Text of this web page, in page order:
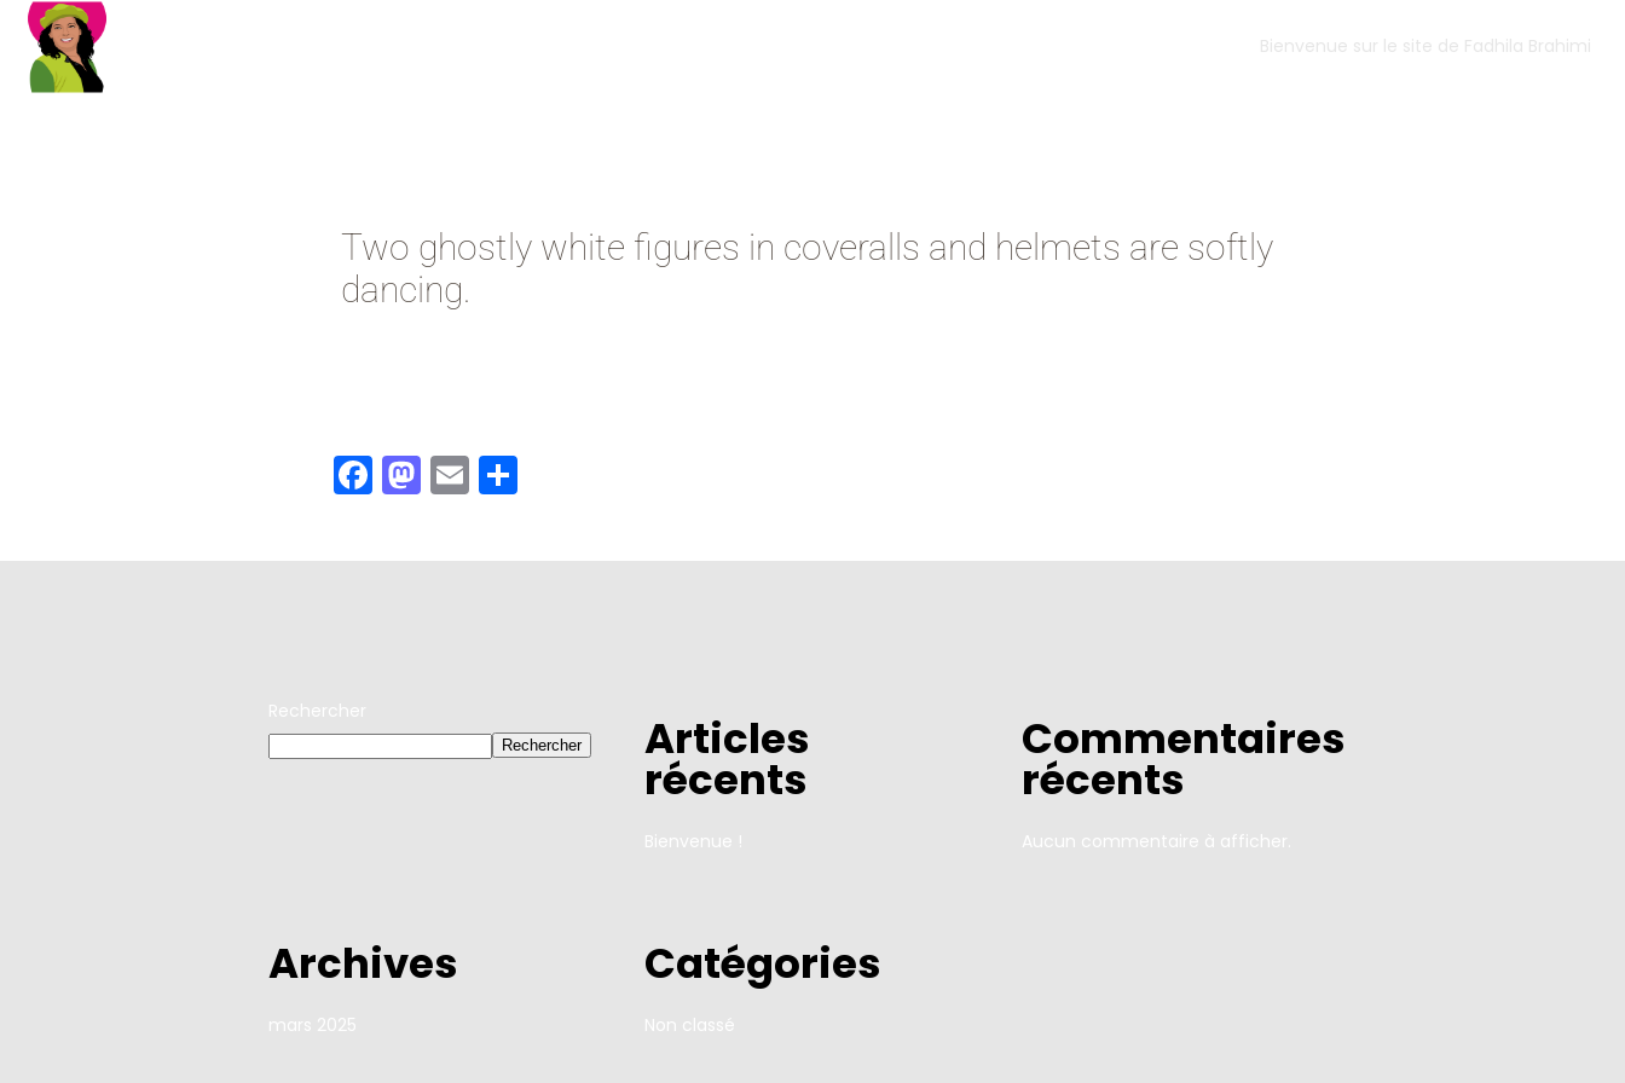
Bienvenue sur le site de Fadhila Brahimi
Two ghostly white figures in coveralls and helmets are softly
dancing.
Facebook
Mastodon
Email
Rechercher
Rechercher Articles
récents
Bienvenue !
Commentaires
récents
Aucun commentaire à afficher.
Archives
mars 2025
Catégories
Non classé